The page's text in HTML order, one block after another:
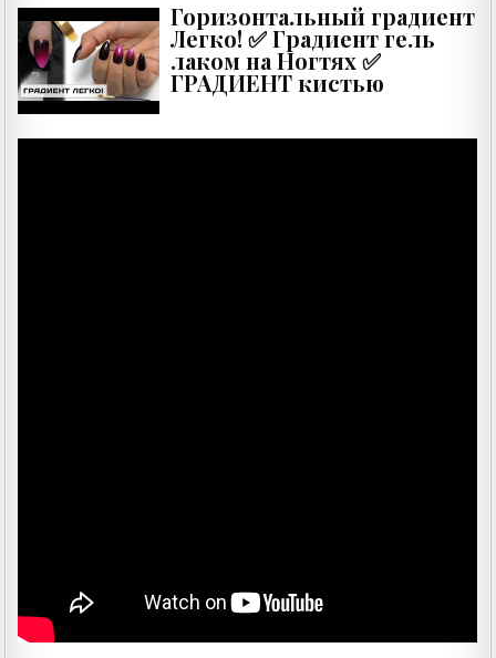
Горизонтальный градиент
Легко! ✅ Градиент гель
лаком на Ногтях ✅
ГРАДИЕНТ кистью